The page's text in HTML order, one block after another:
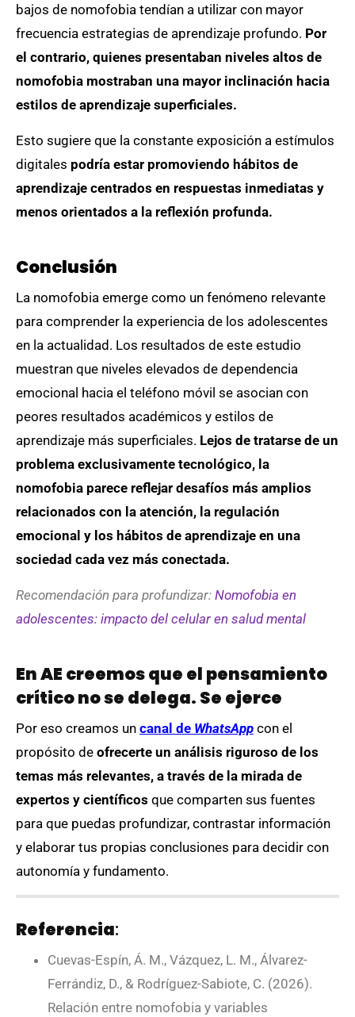
bajos de nomofobia tendían a utilizar con mayor
frecuencia estrategias de aprendizaje profundo. Por
el contrario, quienes presentaban niveles altos de
nomofobia mostraban una mayor inclinación hacia
estilos de aprendizaje superficiales.
Esto sugiere que la constante exposición a estímulos
digitales podría estar promoviendo hábitos de
aprendizaje centrados en respuestas inmediatas y
menos orientados a la reflexión profunda.
Conclusión
La nomofobia emerge como un fenómeno relevante
para comprender la experiencia de los adolescentes
en la actualidad. Los resultados de este estudio
muestran que niveles elevados de dependencia
emocional hacia el teléfono móvil se asocian con
peores resultados académicos y estilos de
aprendizaje más superficiales. Lejos de tratarse de un
problema exclusivamente tecnológico, la
nomofobia parece reflejar desafíos más amplios
relacionados con la atención, la regulación
emocional y los hábitos de aprendizaje en una
sociedad cada vez más conectada.
Recomendación para profundizar: Nomofobia en
adolescentes: impacto del celular en salud mental
En AE creemos que el pensamiento
crítico no se delega. Se ejerce
Por eso creamos un canal de WhatsApp con el
propósito de ofrecerte un análisis riguroso de los
temas más relevantes, a través de la mirada de
expertos y científicos que comparten sus fuentes
para que puedas profundizar, contrastar información
y elaborar tus propias conclusiones para decidir con
autonomía y fundamento.
Referencia:
Cuevas-Espín, Á. M., Vázquez, L. M., Álvarez-
Ferrándiz, D., & Rodríguez-Sabiote, C. (2026).
Relación entre nomofobia y variables